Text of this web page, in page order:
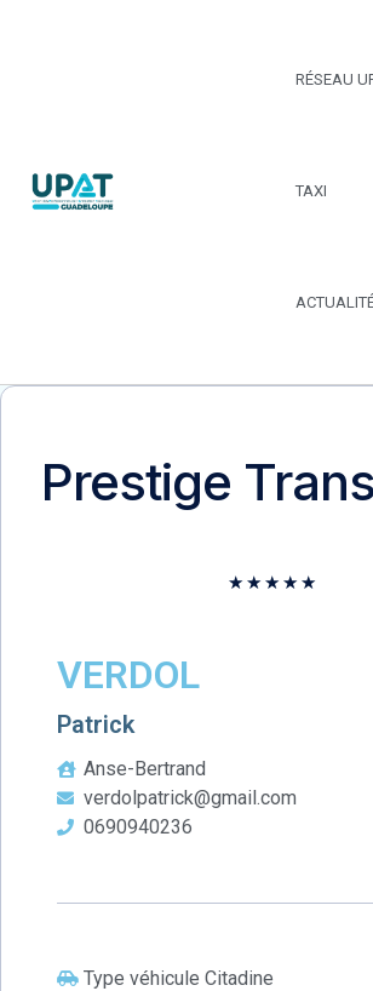
RÉSEAU
TAXI
Prestige
★ ★ ★ ★ ★
VERDOL
Patrick
Anse-Bertrand
verdolpatrick@gmail.com
0690940236
Type véhicule Citadine